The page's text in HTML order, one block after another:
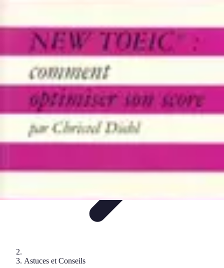
conseilsimpact des mutuelles pro
Comparateur MutuellePro
Astuces et Conseils